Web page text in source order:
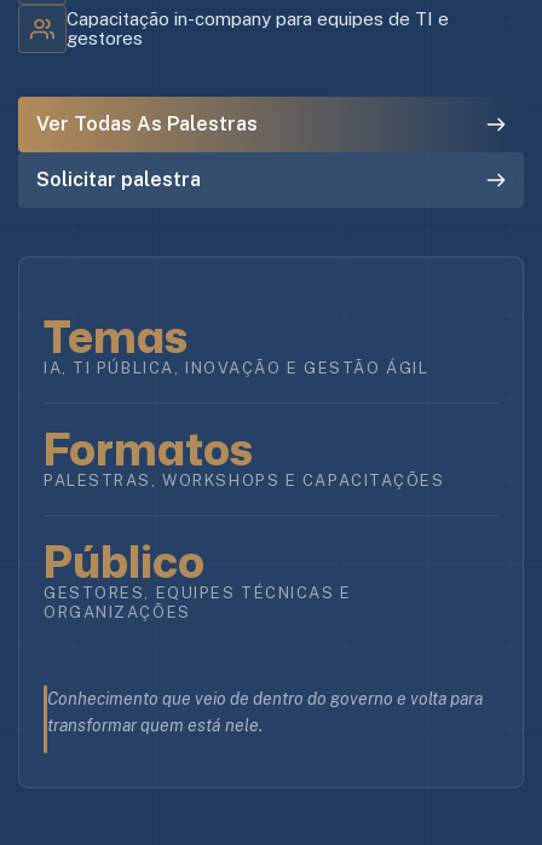
Capacitação in-company para equipes de TI e
gestores
Ver Todas As Palestras
Solicitar palestra
Temas
IA, TI PÚBLICA, INOVAÇÃO E GESTÃO ÁGIL
Formatos
PALESTRAS, WORKSHOPS E CAPACITAÇÕES
Público
GESTORES, EQUIPES TÉCNICAS E
ORGANIZAÇÕES
Conhecimento que veio de dentro do governo e volta para
transformar quem está nele.